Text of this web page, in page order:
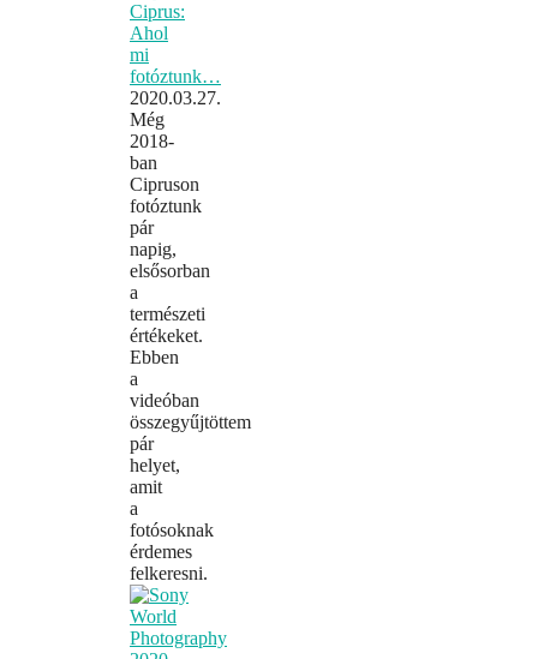
Ciprus:
Ahol
mi
fotóztunk…
2020.03.27.
Még
2018-
ban
Cipruson
fotóztunk
pár
napig,
elsősorban
a
természeti
értékeket.
Ebben
a
videóban
összegyűjtöttem
pár
helyet,
amit
a
fotósoknak
érdemes
felkeresni.